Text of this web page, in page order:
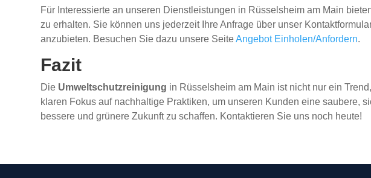
Für Interessierte an unseren Dienstleistungen in Rüsselsheim am Main
zu erhalten. Sie können uns jederzeit Ihre Anfrage über unser
anzubieten. Besuchen Sie dazu unsere SeiteAngebot Einholen/Anfordern.
Fazit
Die Umweltschutzreinigung in Rüsselsheim am Main ist nicht nur ein
klaren Fokus auf nachhaltige Praktiken, um unseren Kunden eine saubere,
bessere und grünere Zukunft zu schaffen. Kontaktieren Sie uns noch heute!